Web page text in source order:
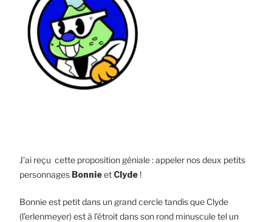
J’ai reçu cette proposition géniale : appeler nos deux petits
personnages Bonnieet Clyde !
Bonnie est petit dans un grand cercle tandis que Clyde
(l’erlenmeyer) est à l’étroit dans son rond minuscule tel un